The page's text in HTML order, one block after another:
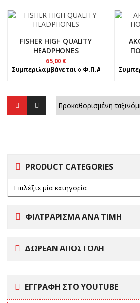
PRODUCT CATEGORIES
ΦΙΛΤΡΑΡΙΣΜΑ ΑΝΑ ΤΙΜΗ
ΔΩΡΕΑΝ ΑΠΟΣΤΟΛΗ
ΕΓΓΡΑΦΗ ΣΤΟ YOUTUBE
FISHER HIGH QUALITY
HEADPHONES
65,00 €
Συμπεριλαμβάνεται ο Φ.Π.Α